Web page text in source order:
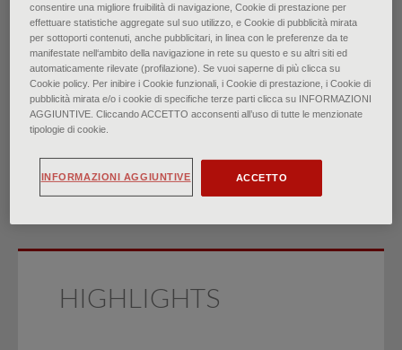
Sindrome da Distress
Respiratorio Acuto:
diagnosi e gestione
di Aaron Saguil, Matthew V. Fargo
HIGHLIGHTS
consentire una migliore fruibilità di navigazione, Cookie di prestazione per
effettuare statistiche aggregate sul suo utilizzo, e Cookie di pubblicità mirata
per sottoporti contenuti, anche pubblicitari, in linea con le preferenze da te
manifestate nell‘ambito della navigazione in rete su questo e su altri siti ed
automaticamente rilevate (profilazione). Se vuoi saperne di più clicca su
Cookie policy. Per inibire i Cookie funzionali, i Cookie di prestazione, i Cookie di
pubblicità mirata e/o i cookie di specifiche terze parti clicca su INFORMAZIONI
AGGIUNTIVE. Cliccando ACCETTO acconsenti all’uso di tutte le menzionate
tipologie di cookie.
ACCETTO
INFORMAZIONI AGGIUNTIVE